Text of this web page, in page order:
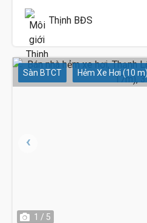
Thịnh BĐS
Sàn BTCT Hẻm Xe Hơi (10 m)
1 / 5